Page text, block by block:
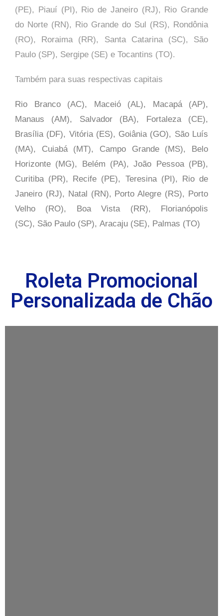
(PE), Piauí (PI), Rio de Janeiro (RJ), Rio Grande
do Norte (RN), Rio Grande do Sul (RS), Rondônia
(RO), Roraima (RR), Santa Catarina (SC), São
Paulo (SP), Sergipe (SE) e Tocantins (TO).
Também para suas respectivas capitais
Rio Branco (AC), Maceió (AL), Macapá (AP),
Manaus (AM), Salvador (BA), Fortaleza (CE),
Brasília (DF), Vitória (ES), Goiânia (GO), São Luís
(MA), Cuiabá (MT), Campo Grande (MS), Belo
Horizonte (MG), Belém (PA), João Pessoa (PB),
Curitiba (PR), Recife (PE), Teresina (PI), Rio de
Janeiro (RJ), Natal (RN), Porto Alegre (RS), Porto
Velho (RO), Boa Vista (RR), Florianópolis
(SC), São Paulo (SP), Aracaju (SE), Palmas (TO)
Roleta Promocional
Personalizada de Chão